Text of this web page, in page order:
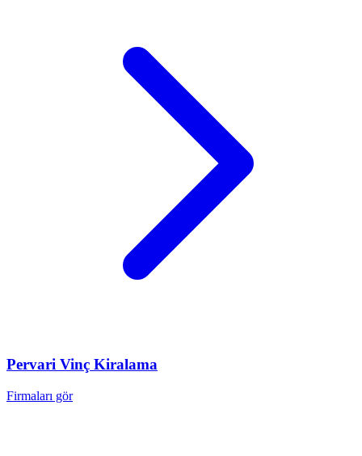
Pervari Vinç Kiralama
Firmaları gör